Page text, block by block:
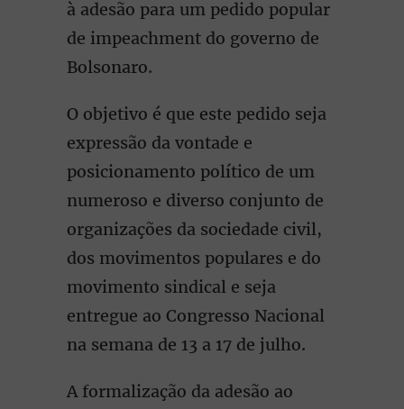
à adesão para um pedido popular
de impeachment do governo de
Bolsonaro.
O objetivo é que este pedido seja
expressão da vontade e
posicionamento político de um
numeroso e diverso conjunto de
organizações da sociedade civil,
dos movimentos populares e do
movimento sindical e seja
entregue ao Congresso Nacional
na semana de 13 a 17 de julho.
A formalização da adesão ao